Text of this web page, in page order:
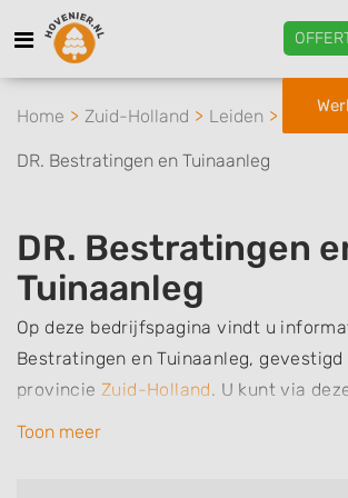
Home Zuid-Holland Leiden
DR. Bestratingen en Tuinaanleg
DR. Bestratingen
Tuinaanleg
Op deze bedrijfspagina vindt u
Bestratingen en Tuinaanleg, gevestigd
provincie Zuid-Holland. U kunt via
eenvoudig contact met het bedrijf
Toon meer